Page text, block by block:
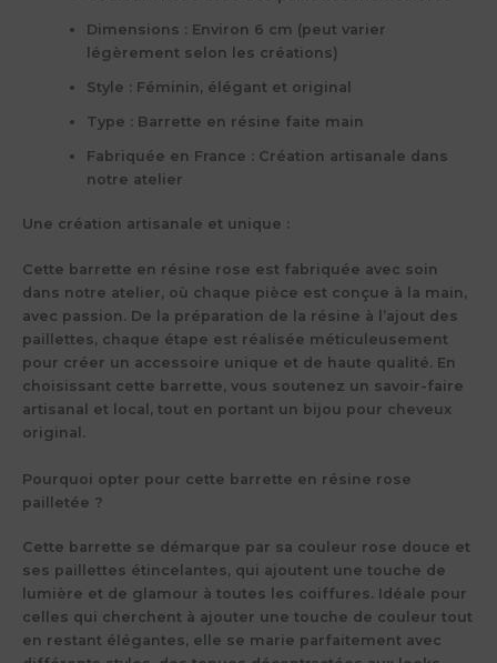
Dimensions : Environ 6 cm (peut varier
légèrement selon les créations)
Style : Féminin, élégant et original
Type : Barrette en résine faite main
Fabriquée en France : Création artisanale dans
notre atelier
Une création artisanale et unique :
Cette barrette en résine rose est fabriquée avec soin
dans notre atelier, où chaque pièce est conçue à la main,
avec passion. De la préparation de la résine à l’ajout des
paillettes, chaque étape est réalisée méticuleusement
pour créer un accessoire unique et de haute qualité. En
choisissant cette barrette, vous soutenez un savoir-faire
artisanal et local, tout en portant un bijou pour cheveux
original.
Pourquoi opter pour cette barrette en résine rose
pailletée ?
Cette barrette se démarque par sa couleur rose douce et
ses paillettes étincelantes, qui ajoutent une touche de
lumière et de glamour à toutes les coiffures. Idéale pour
celles qui cherchent à ajouter une touche de couleur tout
en restant élégantes, elle se marie parfaitement avec